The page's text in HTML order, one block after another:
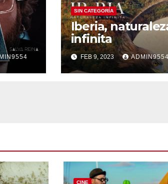
SIN CATEGORÍA
Iberia,
infinita
FEB 9, 2023
CINE